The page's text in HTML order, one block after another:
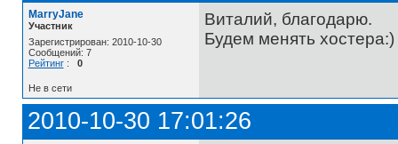
MarryJane
Участник
Зарегистрирован: 2010-10-30
Сообщений: 7
Рейтинг: 0
Виталий, благодарю.
Будем менять хостера:)
Не в сети
2010-10-30 17:01:26